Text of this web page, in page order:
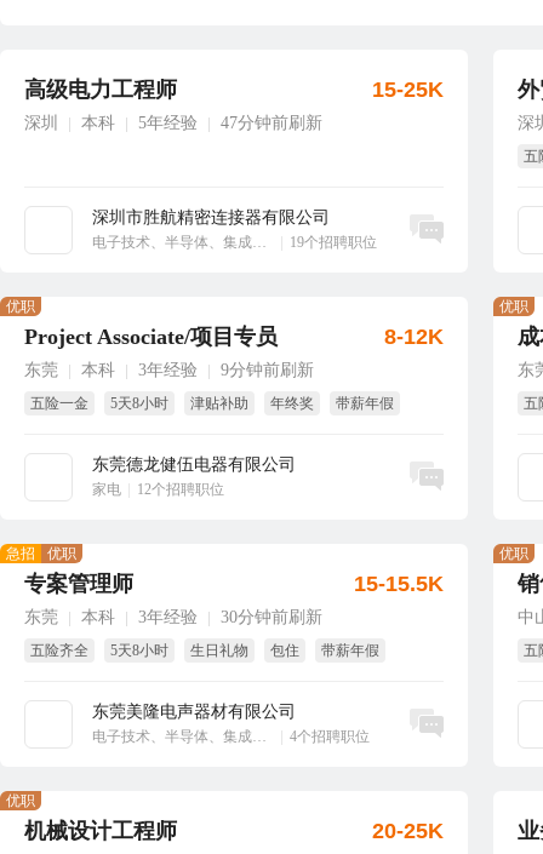
高级电力工程师
深圳 本科 5年经验 47分钟前刷新
深圳市胜航精密连接器有限公司
电子技术、半导体、集成电路 19个招聘职位
15-25K
立即沟通
深
五
Project Associate/项目专员
东莞 本科 3年经验 9分钟前刷新
五险一金 5天8小时 津贴补助 年终奖
带薪年假
东莞德龙健伍电器有限公司
家电 12个招聘职位
优职
8-12K
立即沟通
东
五
优职
专案管理师
东莞 本科 3年经验 30分钟前刷新
五险齐全 5天8小时 生日礼物 包住 带薪年假
东莞美隆电声器材有限公司
电子技术、半导体、集成电路 4个招聘职位
急招 优职
15-15.5K
立即沟通
中
五
优职
机械设计工程师
优职
20-25K